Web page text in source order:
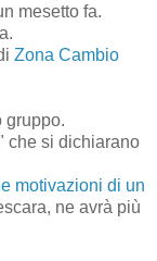
mesetto fa.
Zona Cambio
gruppo.
che si dichiarano
motivazioni di un
ne avrà più